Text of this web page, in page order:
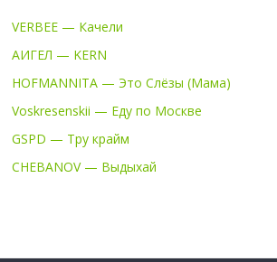
VERBEE — Качели
АИГЕЛ — KERN
HOFMANNITA — Это Слёзы (Мама)
Voskresenskii — Еду по Москве
GSPD — Тру крайм
CHEBANOV — Выдыхай